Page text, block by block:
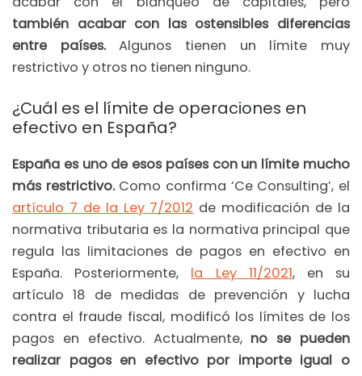
también acabar con las ostensibles diferencias
entre países.Algunos tienen un límite muy
restrictivo y otros no tienen ninguno.
¿Cuál es el límite de operaciones en
efectivo en España?
España es uno de esos países con un límite mucho
más restrictivo.Como confirma ‘Ce Consulting’, el
artículo 7 de la Ley 7/2012 de modificación de la
normativa tributaria es la normativa principal que
regula las limitaciones de pagos en efectivo en
España. Posteriormente, la Ley 11/2021, en su
artículo 18 de medidas de prevención y lucha
contra el fraude fiscal, modificó los límites de los
pagos en efectivo. Actualmente,no se pueden
realizar pagos en efectivo por importe igual o